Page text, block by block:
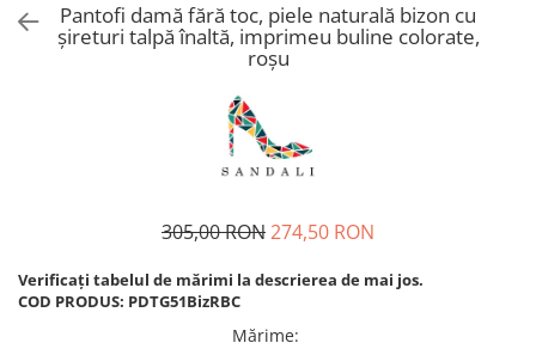
Pantofi damă fără toc, piele naturală bizon cu
șireturi talpă înaltă, imprimeu buline colorate,
roșu
305,00 RON274,50 RON
Verificați tabelul de mărimi la descrierea de mai jos.
COD PRODUS: PDTG51BizRBC
Mărime: